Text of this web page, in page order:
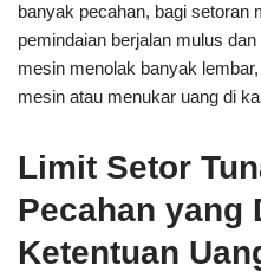
banyak pecahan, bagi setoran
pemindaian berjalan mulus
mesin menolak banyak
mesin atau menukar uang di
Limit Setor
Pecahan yang
Ketentuan